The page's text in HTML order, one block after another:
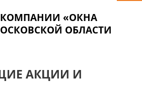
«ОКНА
ОБЛАСТИ
АКЦИИ И